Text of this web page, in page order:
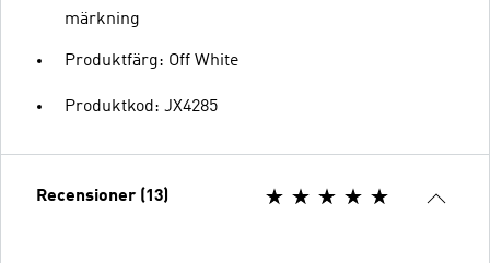
märkning
Produktfärg: Off White
Produktkod: JX4285
Recensioner (13)